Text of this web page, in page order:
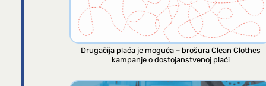
Drugačija plaća je moguća – brošura Clean Clothes
kampanje o dostojanstvenoj plaći